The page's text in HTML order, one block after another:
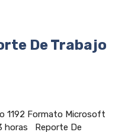
De Trabajo
1192 Formato Microsoft
horas Reporte De